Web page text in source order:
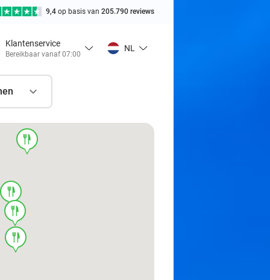
9,4 op basis van 205.790 reviews
Klantenservice
Bereikbaar vanaf 07:00
NL
food
food
food
food